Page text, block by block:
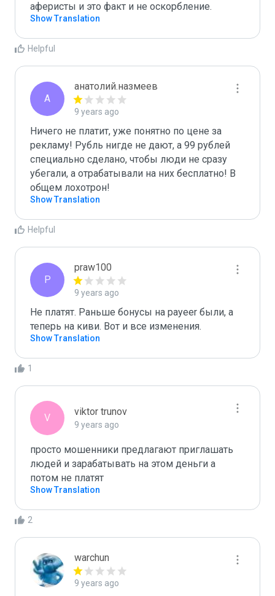
аферисты и это факт и не оскорбление.
Show Translation
Helpful
А
анатолий.назмеев
9 years ago
Ничего не платит, уже понятно по цене за
рекламу! Рубль нигде не дают, а 99 рублей
специально сделано, чтобы люди не сразу
убегали, а отрабатывали на них бесплатно! В
общем лохотрон!
Show Translation
Helpful
P
praw100
9 years ago
Не платят. Раньше бонусы на payeer были, а
теперь на киви. Вот и все изменения.
Show Translation
1
V
viktor trunov
9 years ago
просто мошенники предлагают приглашать
людей и зарабатывать на этом деньги а
потом не платят
Show Translation
2
warchun
9 years ago